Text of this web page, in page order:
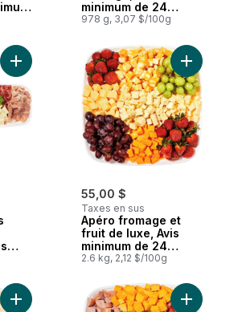
minimum de 24
heures requis
978 g, 3,07 $/100g
Ajouter Plateau pour les amoureux de
55,00 $
Taxes en sus
Apéro fromage et
fruit de luxe, Avis
minimum de 24
heures requis
2.6 kg, 2,12 $/100g
Ajouter
Ajouter Apéro fromage, fruits et Ajouter